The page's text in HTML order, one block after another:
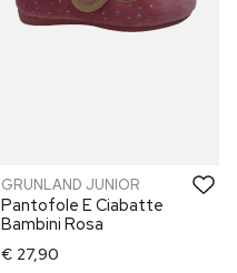
GRUNLAND JUNIOR
Pantofole E Ciabatte
Bambini Rosa
€ 27,90